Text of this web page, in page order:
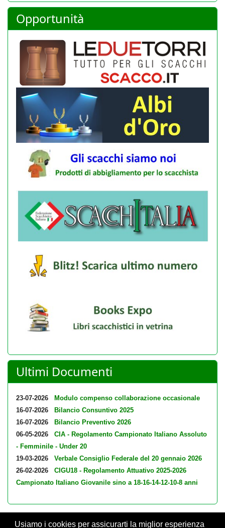
Usiamo i cookies per assicurarti la miglior esperienza
Opportunità
Ultimi Documenti
23-07-2026
Modulo compenso collaborazione occasionale
16-07-2026
Bilancio Consuntivo 2025
16-07-2026
Bilancio Preventivo 2026
06-05-2026
CIA - Regolamento Campionato Italiano Assoluto
- Femminile - Under 20
19-03-2026
Verbale Consiglio Federale del 20 gennaio 2026
26-02-2026
CIGU18 - Regolamento Attuativo 2025-2026
Campionato Italiano Giovanile sino a 18-16-14-12-10-8 anni